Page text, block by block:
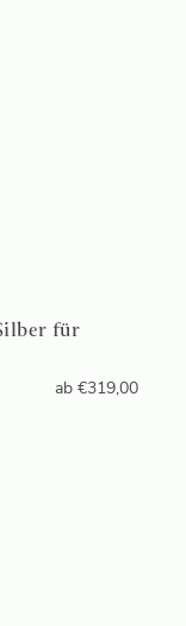
für
ab €319,00